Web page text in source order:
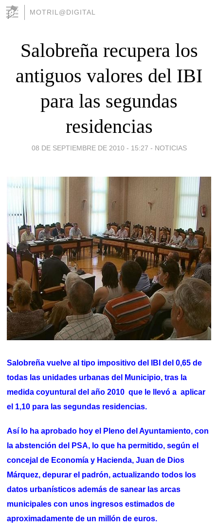
MOTRIL@DIGITAL
Salobreña recupera los
antiguos valores del IBI
para las segundas
residencias
08 DE SEPTIEMBRE DE 2010 - 15:27 - NOTICIAS
Salobreña vuelve al tipo impositivo del IBI del 0,65 de
todas las unidades urbanas del Municipio, tras la
medida coyuntural del año 2010 que le llevó a aplicar
el 1,10 para las segundas residencias.
Así lo ha aprobado hoy el Pleno del Ayuntamiento, con
la abstención del PSA, lo que ha permitido, según el
concejal de Economía y Hacienda, Juan de Dios
Márquez, depurar el padrón, actualizando todos los
datos urbanísticos además de sanear las arcas
municipales con unos ingresos estimados de
aproximadamente de un millón de euros.